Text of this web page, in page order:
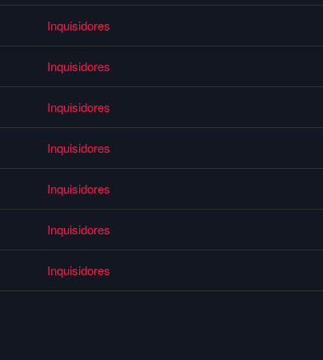
Inquisidores
Inquisidores
Inquisidores
Inquisidores
Inquisidores
Inquisidores
Inquisidores